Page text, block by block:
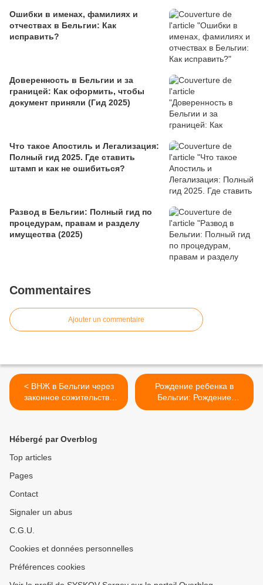
Ошибки в именах, фамилиях и
отчествах в Бельгии: Как
исправить?
Доверенность в Бельгии и за
границей: Как оформить, чтобы
документ приняли (Гид 2025)
Что такое Апостиль и Легализация:
Полный гид 2025. Где ставить
штамп и как не ошибиться?
Развод в Бельгии: Полный гид по
процедурам, правам и разделу
имущества (2025)
Commentaires
Ajouter un commentaire
< ВНЖ в Бельгии через
законное сожительство
(Cohabitation Légale):
Рождение ребенка в
Бельгии: Рождение
ребенка в Бельгии: Как
Hébergé par Overblog
Top articles
Pages
Contact
Signaler un abus
C.G.U.
Cookies et données personnelles
Préférences cookies